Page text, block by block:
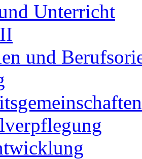
Unterricht
und